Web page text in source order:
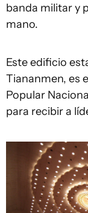
banda militar y
mano.
Este edificio
Tiananmen, es
Popular
para recibir a